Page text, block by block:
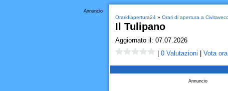
Annuncio
Oraridiapertura24» Orari di apertura a
Il Tulipano
Aggiornato il: 07.07.2026
0 Valutazioni Vota
Annuncio